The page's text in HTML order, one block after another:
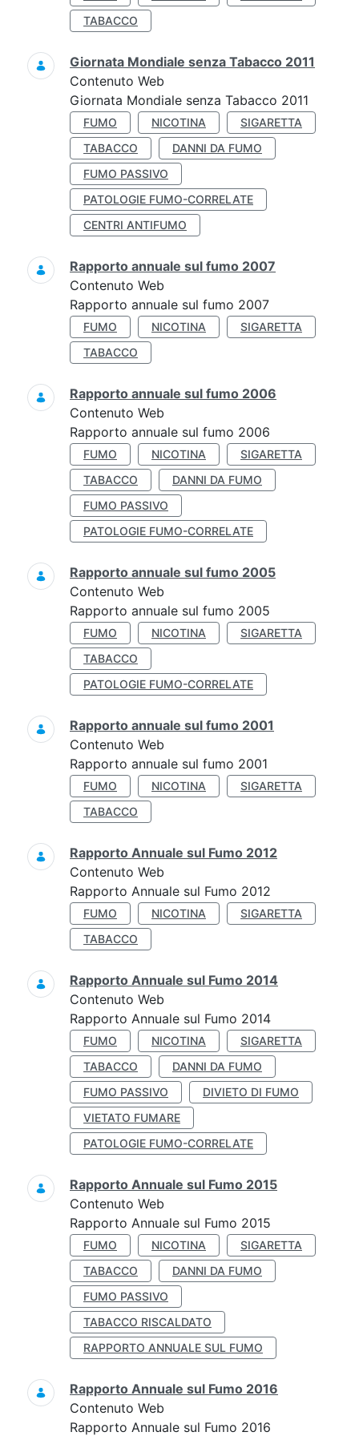
TABACCO
Giornata Mondiale senza Tabacco 2011
Contenuto Web
Giornata Mondiale senza Tabacco 2011
FUMO NICOTINA
SIGARETTA
TABACCO
DANNI DA FUMO
FUMO PASSIVO
PATOLOGIE FUMO-CORRELATE
CENTRI ANTIFUMO
Rapporto annuale sul fumo 2007
Contenuto Web
Rapporto annuale sul fumo 2007
FUMO NICOTINA
SIGARETTA
TABACCO
Rapporto annuale sul fumo 2006
Contenuto Web
Rapporto annuale sul fumo 2006
FUMO NICOTINA
SIGARETTA
TABACCO
DANNI DA FUMO
FUMO PASSIVO
PATOLOGIE FUMO-CORRELATE
Rapporto annuale sul fumo 2005
Contenuto Web
Rapporto annuale sul fumo 2005
FUMO NICOTINA
SIGARETTA
TABACCO
PATOLOGIE FUMO-CORRELATE
Rapporto annuale sul fumo 2001
Contenuto Web
Rapporto annuale sul fumo 2001
FUMO NICOTINA
SIGARETTA
TABACCO
Rapporto Annuale sul Fumo 2012
Contenuto Web
Rapporto Annuale sul Fumo 2012
FUMO NICOTINA
SIGARETTA
TABACCO
Rapporto Annuale sul Fumo 2014
Contenuto Web
Rapporto Annuale sul Fumo 2014
FUMO NICOTINA
SIGARETTA
TABACCO
DANNI DA FUMO
FUMO PASSIVO
DIVIETO DI FUMO
VIETATO FUMARE
PATOLOGIE FUMO-CORRELATE
Rapporto Annuale sul Fumo 2015
Contenuto Web
Rapporto Annuale sul Fumo 2015
FUMO NICOTINA
SIGARETTA
TABACCO
DANNI DA FUMO
FUMO PASSIVO
TABACCO RISCALDATO
RAPPORTO ANNUALE SUL FUMO
Rapporto Annuale sul Fumo 2016
Contenuto Web
Rapporto Annuale sul Fumo 2016